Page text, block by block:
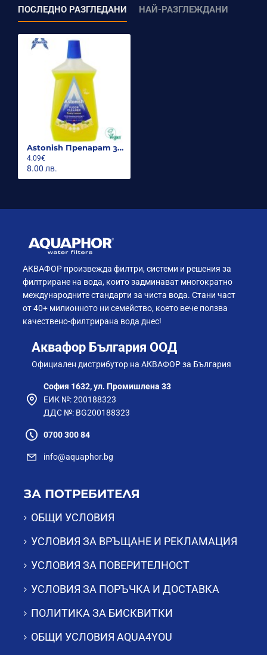
ПОСЛЕДНО РАЗГЛЕДАНИ НАЙ-РАЗГЛЕЖДАНИ
Astonish Препарат за почистване на под Citrus 1 л.
4.09€
8.00 лв.
АКВАФОР произвежда филтри, системи и решения за
филтриране на вода, които задминават многократно
международните стандарти за чиста вода. Стани част
от 40+ милионното ни семейство, което вече ползва
качествено-филтрирана вода днес!
Аквафор България ООД
Официален дистрибутор на АКВАФОР за България
София 1632, ул. Промишлена 33
ЕИК №: 200188323
ДДС №: BG200188323
0700 300 84
info@aquaphor.bg
ЗА ПОТРЕБИТЕЛЯ
ОБЩИ УСЛОВИЯ
УСЛОВИЯ ЗА ВРЪЩАНЕ И РЕКЛАМАЦИЯ
УСЛОВИЯ ЗА ПОВЕРИТЕЛНОСТ
УСЛОВИЯ ЗА ПОРЪЧКА И ДОСТАВКА
ПОЛИТИКА ЗА БИСКВИТКИ
ОБЩИ УСЛОВИЯ AQUA4YOU